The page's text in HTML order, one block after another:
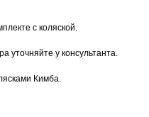
с коляской.
уточняйте у консультанта.
Кимба.